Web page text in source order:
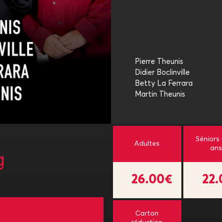
Pierre Theunis
Didier Boclinville
Betty La Ferrara
Martin Theunis
Adultes
26.00€
Séniors
Carton